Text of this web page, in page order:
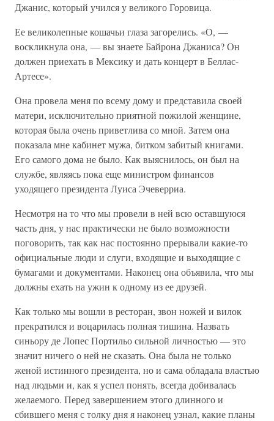
Джанис, который учился у великого Горовица.
Ее великолепные кошачьи глаза загорелись. «О, —
воскликнула она, — вы знаете Байрона Джаниса? Он
должен приехать в Мексику и дать концерт в Беллас-
Артесе».
Она провела меня по всему дому и представила своей
матери, исключительно приятной пожилой женщине,
которая была очень приветлива со мной. Затем она
показала мне кабинет мужа, битком забитый книгами.
Его самого дома не было. Как выяснилось, он был на
службе, являясь пока еще министром финансов
уходящего президента Луиса Эчеверриа.
Несмотря на то что мы провели в ней всю оставшуюся
часть дня, у нас практически не было возможности
поговорить, так как нас постоянно прерывали какие-то
официальные люди и слуги, входящие и выходящие с
бумагами и документами. Наконец она объявила, что мы
должны ехать на ужин к одному из ее друзей.
Как только мы вошли в ресторан, звон ножей и вилок
прекратился и воцарилась полная тишина. Назвать
синьору де Лопес Портильо сильной личностью — это
значит ничего о ней не сказать. Она была не только
женой истинного президента, но и сама обладала властью
над людьми и, как я успел понять, всегда добивалась
желаемого. Перед завершением этого длинного и
сбившего меня с толку дня я наконец узнал, какие планы